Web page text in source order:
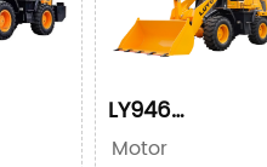
LY946
Cargadora Mini
Motor